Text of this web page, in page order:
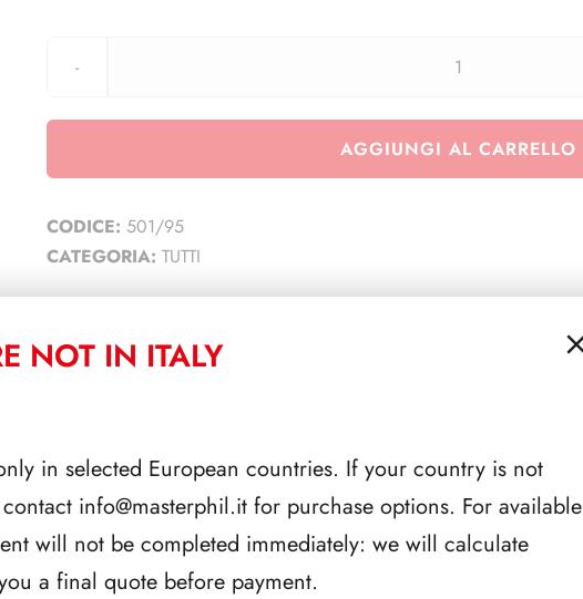
SFORZESCO
1995
AGGIUNGI AL CARRELLO
CODICE: 501/95
CATEGORIA: TUTTI
NOT IN ITALY
in selected European countries. If your country is not
info@masterphil.itfor purchase options. For available
will not be completed immediately: we will calculate
a final quote before payment.